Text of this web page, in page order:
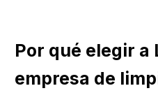
Por qué elegir a
empresa de